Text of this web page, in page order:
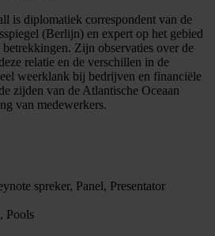
is diplomatiek correspondent van de
(Berlijn) en expert op het gebied
Zijn observaties over de
relatie en de verschillen in de
weerklank bij bedrijven en financiële
zijden van de Atlantische Oceaan
van medewerkers.
spreker, Panel, Presentator
Pools